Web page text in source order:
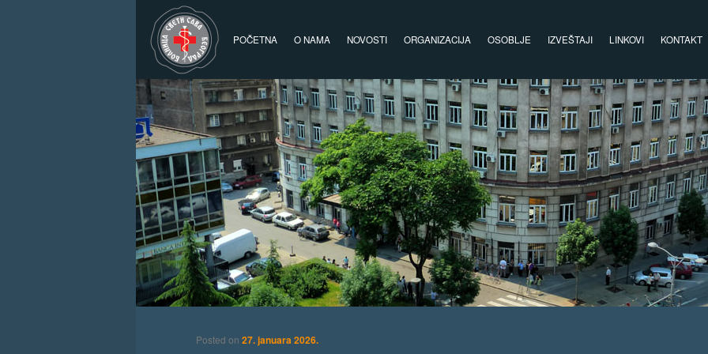
Glavni izbornik
Skoči na primarni sadržaj
Skoči na sekundarni sadržaj
POČETNA O NAMA NOVOSTI ORGANIZACIJA OSOBLJE IZVEŠTAJI LINKOVI KONTAKT
Posted on 27. januara 2026.